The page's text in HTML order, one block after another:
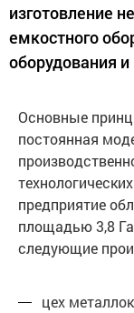
изготовление
емкостного
оборудования
Основные
постоянная
предприятие
площадью 3,8
следующие
цех